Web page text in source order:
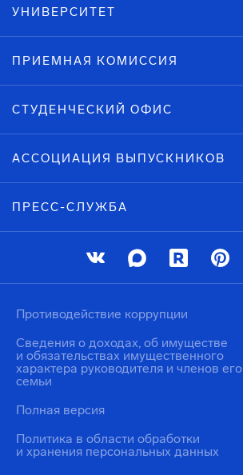
УНИВЕРСИТЕТ
ПРИЕМНАЯ КОМИССИЯ
СТУДЕНЧЕСКИЙ ОФИС
АССОЦИАЦИЯ ВЫПУСКНИКОВ
ПРЕСС-СЛУЖБА
Политика в области обработки
и хранения персональных данных
Противодействие коррупции
Сведения о доходах, об имуществе
и обязательствах имущественного
характера руководителя и членов его
семьи
Полная версия